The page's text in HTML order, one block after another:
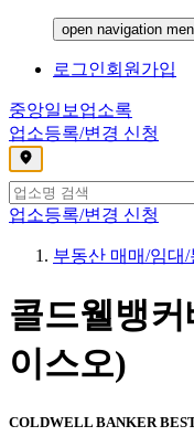
open navigation
로그인회원가입
중앙일보 업소록
업소등록/변경 신청
,
업소등록/변경 신청
부동산 매매/임대/
콜드웰뱅
이스오)
COLDWELL BANKER